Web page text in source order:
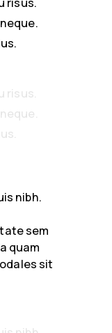
risus.
nibh.
sem
quam
sit